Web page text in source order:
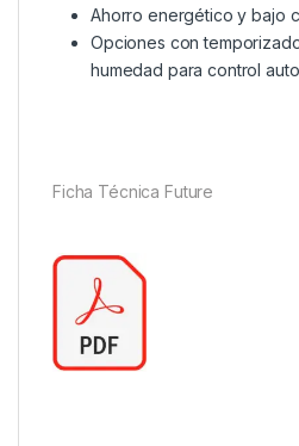
Ahorro energético y bajo
Opciones con
humedad para control
Ficha Técnica Future